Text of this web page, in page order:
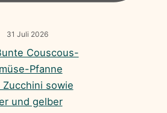
31 Juli 2026